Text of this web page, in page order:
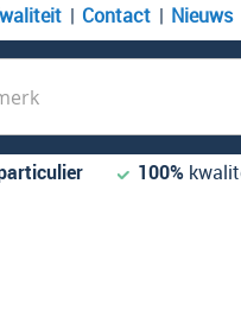
Contact Nieuws
100%